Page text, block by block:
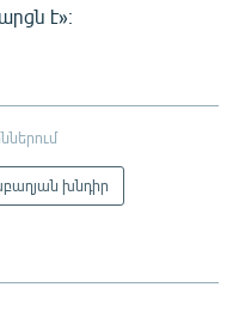
է»։
խնդիր